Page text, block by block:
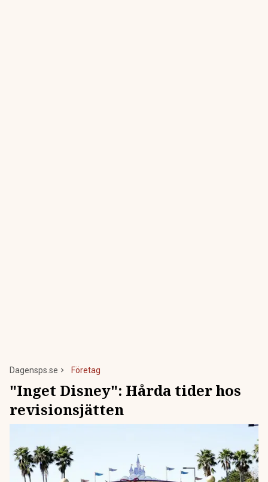
Dagensps.se Företag
"Inget Disney": Hårda tider hos
revisionsjätten